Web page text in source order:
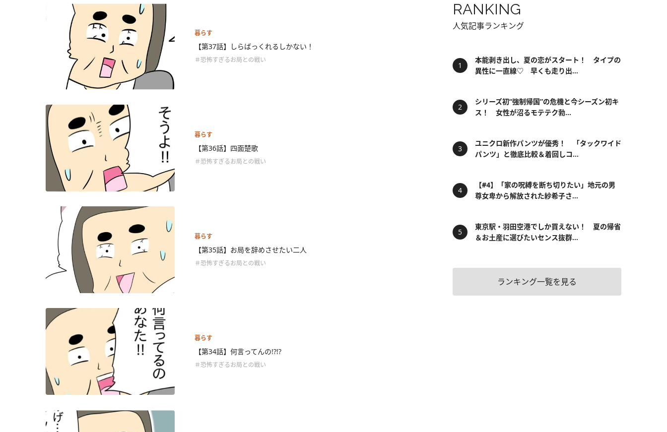
暮らす
【第37話】しらばっくれるしかない！
＃恐怖すぎるお局との戦い
暮らす
【第36話】四面楚歌
＃恐怖すぎるお局との戦い
暮らす
【第35話】お局を辞めさせたい二人
＃恐怖すぎるお局との戦い
暮らす
【第34話】何言ってんの!?!?
＃恐怖すぎるお局との戦い
RANKING
人気記事ランキング
本能剥き出し、夏の恋がスタート！ タイプの
異性に一直線♡ 早くも走り出...
シリーズ初“強制帰国”の危機と今シーズン初キ
ス！ 女性が沼るモテテク勃...
ユニクロ新作パンツが優秀！ 「タックワイド
パンツ」と徹底比較＆着回しコ...
【#4】「家の呪縛を断ち切りたい」地元の男
尊女卑から解放された紗希子さ...
東京駅・羽田空港でしか買えない！ 夏の帰省
＆お土産に選びたいセンス抜群...
ランキング一覧を見る